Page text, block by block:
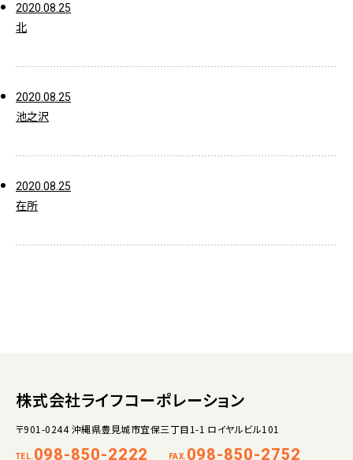
2020.08.25
北
2020.08.25
池之沢
2020.08.25
在所
株式会社ライフコーポレーション
〒901-0244 沖縄県豊見城市宜保三丁目1-1 ロイヤルビル101
TEL. 098-850-2222 FAX. 098-850-2752